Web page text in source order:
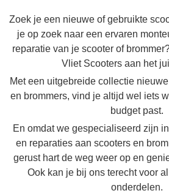
Zoek je een nieuwe of gebruikte
je op zoek naar een ervaren
reparatie van je scooter of
Vliet Scooters aan het
Met een uitgebreide collectie
en brommers, vind je altijd wel iets
budget past.
En omdat we gespecialiseerd zijn
en reparaties aan scooters en
gerust hart de weg weer op en
Ook kan je bij ons terecht voor
onderdelen.